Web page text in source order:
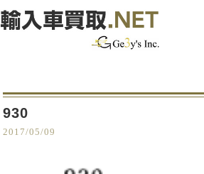
930
2017/05/09